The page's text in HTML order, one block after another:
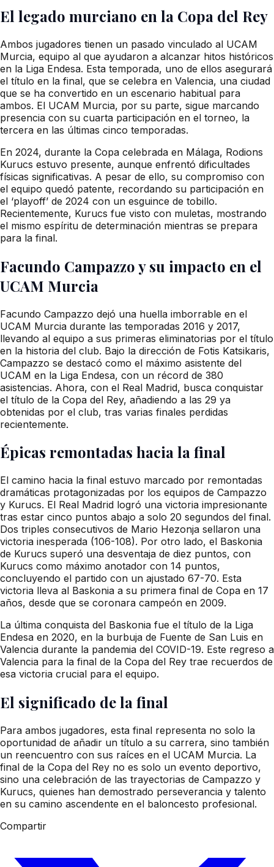
El legado murciano en la Copa del Rey
Ambos jugadores tienen un pasado vinculado al UCAM
Murcia, equipo al que ayudaron a alcanzar hitos históricos
en la Liga Endesa. Esta temporada, uno de ellos asegurará
el título en la final, que se celebra en Valencia, una ciudad
que se ha convertido en un escenario habitual para
ambos. El UCAM Murcia, por su parte, sigue marcando
presencia con su cuarta participación en el torneo, la
tercera en las últimas cinco temporadas.
En 2024, durante la Copa celebrada en Málaga, Rodions
Kurucs estuvo presente, aunque enfrentó dificultades
físicas significativas. A pesar de ello, su compromiso con
el equipo quedó patente, recordando su participación en
el ‘playoff’ de 2024 con un esguince de tobillo.
Recientemente, Kurucs fue visto con muletas, mostrando
el mismo espíritu de determinación mientras se prepara
para la final.
Facundo Campazzo y su impacto en el
UCAM Murcia
Facundo Campazzo dejó una huella imborrable en el
UCAM Murcia durante las temporadas 2016 y 2017,
llevando al equipo a sus primeras eliminatorias por el título
en la historia del club. Bajo la dirección de Fotis Katsikaris,
Campazzo se destacó como el máximo asistente del
UCAM en la Liga Endesa, con un récord de 380
asistencias. Ahora, con el Real Madrid, busca conquistar
el título de la Copa del Rey, añadiendo a las 29 ya
obtenidas por el club, tras varias finales perdidas
recientemente.
Épicas remontadas hacia la final
El camino hacia la final estuvo marcado por remontadas
dramáticas protagonizadas por los equipos de Campazzo
y Kurucs. El Real Madrid logró una victoria impresionante
tras estar cinco puntos abajo a solo 20 segundos del final.
Dos triples consecutivos de Mario Hezonja sellaron una
victoria inesperada (106-108). Por otro lado, el Baskonia
de Kurucs superó una desventaja de diez puntos, con
Kurucs como máximo anotador con 14 puntos,
concluyendo el partido con un ajustado 67-70. Esta
victoria lleva al Baskonia a su primera final de Copa en 17
años, desde que se coronara campeón en 2009.
La última conquista del Baskonia fue el título de la Liga
Endesa en 2020, en la burbuja de Fuente de San Luis en
Valencia durante la pandemia del COVID-19. Este regreso a
Valencia para la final de la Copa del Rey trae recuerdos de
esa victoria crucial para el equipo.
El significado de la final
Para ambos jugadores, esta final representa no solo la
oportunidad de añadir un título a su carrera, sino también
un reencuentro con sus raíces en el UCAM Murcia. La
final de la Copa del Rey no es solo un evento deportivo,
sino una celebración de las trayectorias de Campazzo y
Kurucs, quienes han demostrado perseverancia y talento
en su camino ascendente en el baloncesto profesional.
Compartir